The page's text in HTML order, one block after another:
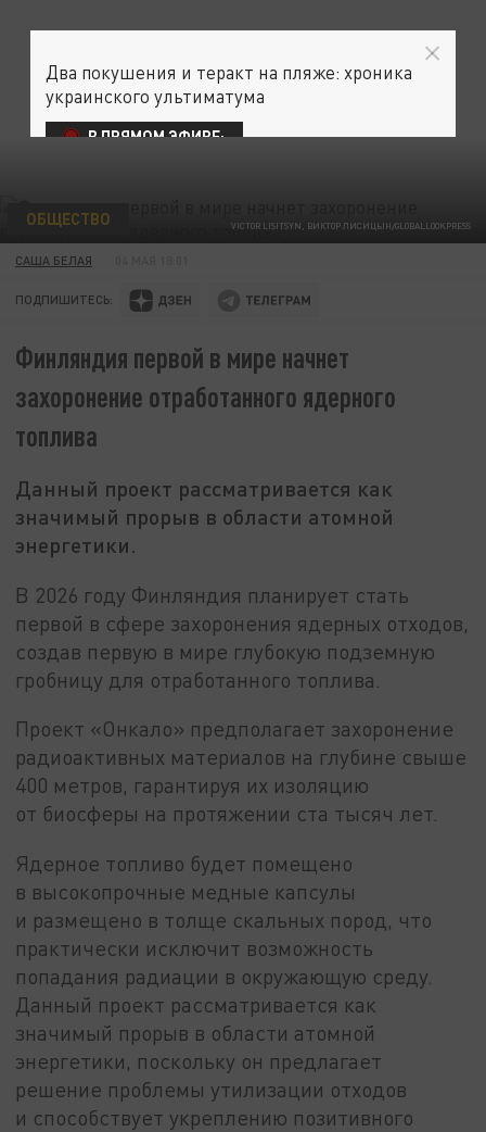
VICTOR LISITSYN, ВИКТОР ЛИСИЦЫН/GLOBALLOOKPRESS
ОБЩЕСТВО
САША БЕЛАЯ
ПОДПИШИТЕСЬ:
Финляндия первой в мире начнет
захоронение отработанного ядерного
топлива
Данный проект рассматривается как
значимый прорыв в области атомной
энергетики.
В 2026 году Финляндия планирует стать
первой в сфере захоронения ядерных отходов,
создав первую в мире глубокую подземную
гробницу для отработанного топлива.
Проект «Онкало» предполагает захоронение
радиоактивных материалов на глубине свыше
400 метров, гарантируя их изоляцию
от биосферы на протяжении ста тысяч лет.
Ядерное топливо будет помещено
в высокопрочные медные капсулы
и размещено в толще скальных пород, что
практически исключит возможность
попадания радиации в окружающую среду.
Данный проект рассматривается как
значимый прорыв в области атомной
энергетики, поскольку он предлагает
решение проблемы утилизации отходов
и способствует укреплению позитивного
Два покушения и теракт на пляже: хроника
украинского ультиматума
В ПРЯМОМ ЭФИРЕ: